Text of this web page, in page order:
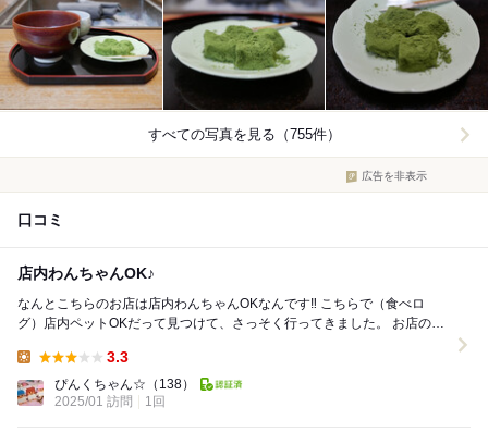
すべての写真を見る（755件）
広告を非表示
口コミ
店内わんちゃんOK♪
なんとこちらのお店は店内わんちゃんOKなんです‼︎ こちらで（食べロ
グ）店内ペットOKだって見つけて、さっそく行ってきました。 お店の外
3.3
ぴんくちゃん☆ （138）
2025/01 訪問
1回